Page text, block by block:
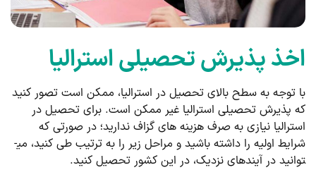
اخذ پذیرش تحصیلی استرالیا
با توجه به سطح بالای تحصیل در استرالیا، ممکن است تصور کنید
که پذیرش تحصیلی استرالیا غیر ممکن است. برای تحصیل در
استرالیا نیازی به صرف هزینه ­های گزاف ندارید؛ در صورتی که
شرایط اولیه را داشته باشید و مراحل زیر را به ترتیب طی کنید، می­
توانید در آینده­ای نزدیک، در این کشور تحصیل کنید.